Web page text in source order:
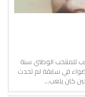
للمنتخب الوطني سنة
في سابقة لم تحدث
كان يلعب…